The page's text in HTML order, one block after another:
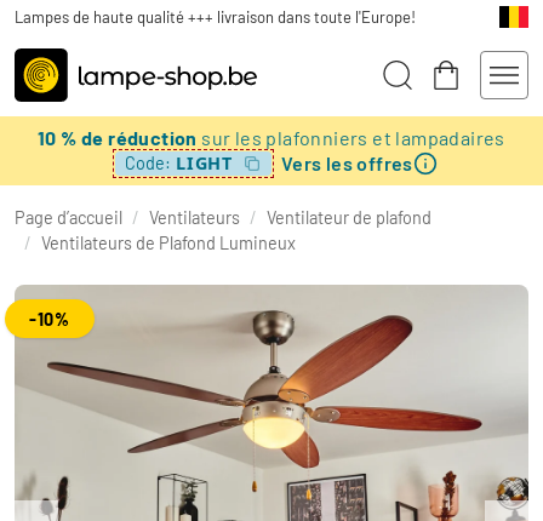
Lampes de haute qualité +++ livraison dans toute l'Europe!
10 % de réduction sur les plafonniers et lampadaires
Code: LIGHT Vers les offres
Page d’accueil / Ventilateurs / Ventilateur de plafond
/ Ventilateurs de Plafond Lumineux
-10%